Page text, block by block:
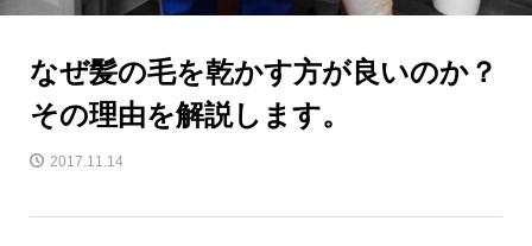
なぜ髪の毛を乾かす方が良いのか？
その理由を解説します。
2017.11.14